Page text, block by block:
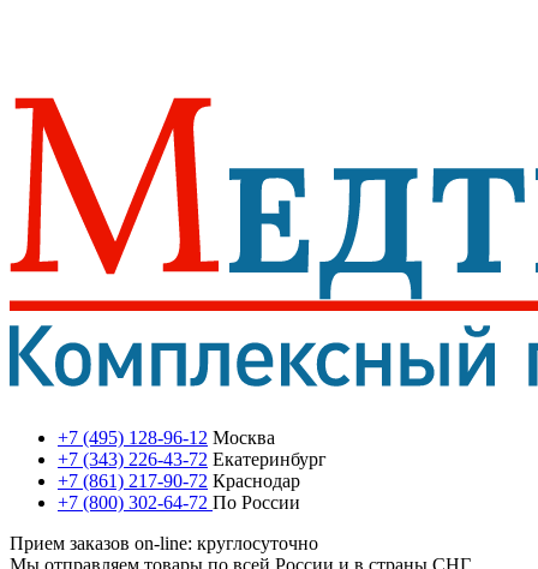
+7 (495) 128-96-12 Москва
+7 (343) 226-43-72 Екатеринбург
+7 (861) 217-90-72 Краснодар
+7 (800) 302-64-72 По России
Прием заказов on-line: круглосуточно
Мы отправляем товары по всей России и в страны СНГ